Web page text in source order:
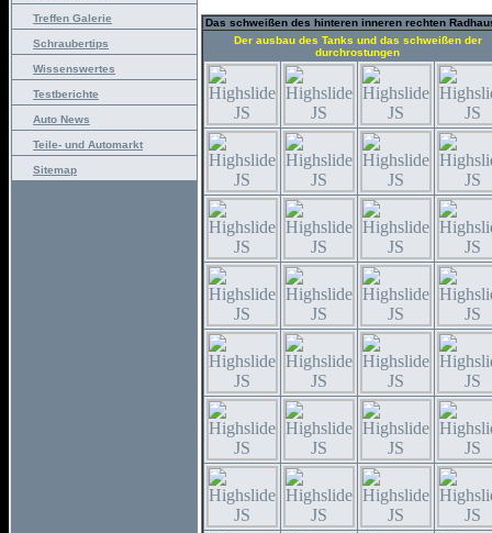
Treffen Galerie
Schraubertips
Wissenswertes
Testberichte
Auto News
Teile- und Automarkt
Sitemap
Das schweißen des hinteren inneren rechten
Der ausbau des Tanks und das schweißen der
durchrostungen